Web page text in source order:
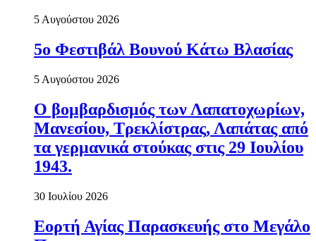
5 Αυγούστου 2026
5ο Φεστιβάλ Βουνού Κάτω Βλασίας
5 Αυγούστου 2026
Ο βομβαρδισμός των Λαπατοχωρίων,
Μανεσίου, Τρεκλίστρας, Λαπάτας από
τα γερμανικά στούκας στις 29 Ιουλίου
1943.
30 Ιουλίου 2026
Εορτή Αγίας Παρασκευής στο Μεγάλο